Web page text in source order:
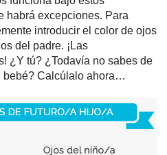
habrá excepciones. Para
introducir el color de ojos
del padre. ¡Las
¿Y tú? ¿Todavía no sabes de
bebé? Calcúlalo ahora…